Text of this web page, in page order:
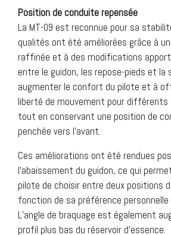
Position de conduite repensée
La MT-09 est reconnue pour sa
qualités ont été améliorées grâce à
raffinée et à des modifications
entre le guidon, les repose-pieds et la
augmenter le confort du pilote et à
liberté de mouvement pour
tout en conservant une position de
penchée vers l’avant.
Ces améliorations ont été rendues
l’abaissement du guidon, ce qui
pilote de choisir entre deux positions
fonction de sa préférence
L’angle de braquage est également
profil plus bas du réservoir d’essence.